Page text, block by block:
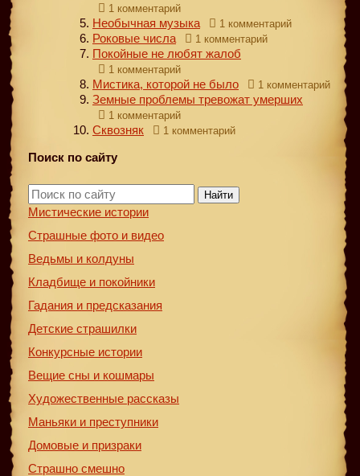
1 комментарий
Необычная музыка 1 комментарий
Роковые числа 1 комментарий
Покойные не любят жалоб
1 комментарий
Мистика, которой не было 1 комментарий
Земные проблемы тревожат умерших
1 комментарий
Сквозняк 1 комментарий
Поиск по сайту
Найти
Мистические истории
Страшные фото и видео
Ведьмы и колдуны
Кладбище и покойники
Гадания и предсказания
Детские страшилки
Конкурсные истории
Вещие сны и кошмары
Художественные рассказы
Маньяки и преступники
Домовые и призраки
Страшно смешно